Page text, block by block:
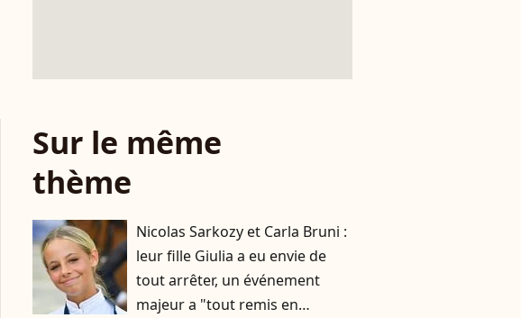
Sur le même
thème
Nicolas Sarkozy et Carla Bruni :
leur fille Giulia a eu envie de
tout arrêter, un événement
majeur a "tout remis en